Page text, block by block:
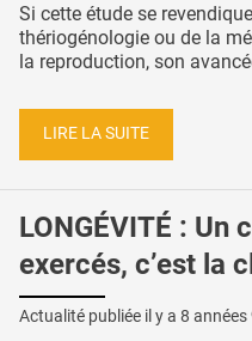
Si cette étude se
thériogénologie ou de la
la reproduction, son
LIRE LA SUITE
LONGÉVITÉ : Un
exercés, c’est la
Actualité publiée il y a 8 années